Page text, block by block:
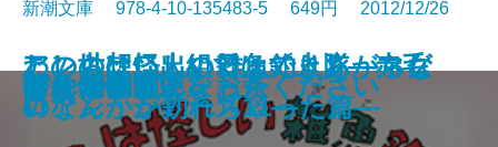
悪意の手記
古事記の禁忌 天皇の正体
さびしい女神―僕僕先生―
エデン
豊国神宝
乙女の密告
チッチと子
東の海神 西の滄海 十二国記
思い出コロッケ
あの日の僕らにさよなら
新潮文庫 978-4-10-135483-5 649円 2012/12/26
わしらは怪しい雑魚釣り隊―マグ
ロなんかが釣れちゃった篇―
すれ違う背中を
ぼくは猟師になった
この世は二人組ではできあがらな
い
蒼き信長〔上〕
蒼き信長〔下〕
つやのよる
ゆんでめて
つくも神さん、お茶ください
アンの想い出の日々〔上〕―赤毛
のアン・シリーズ11―